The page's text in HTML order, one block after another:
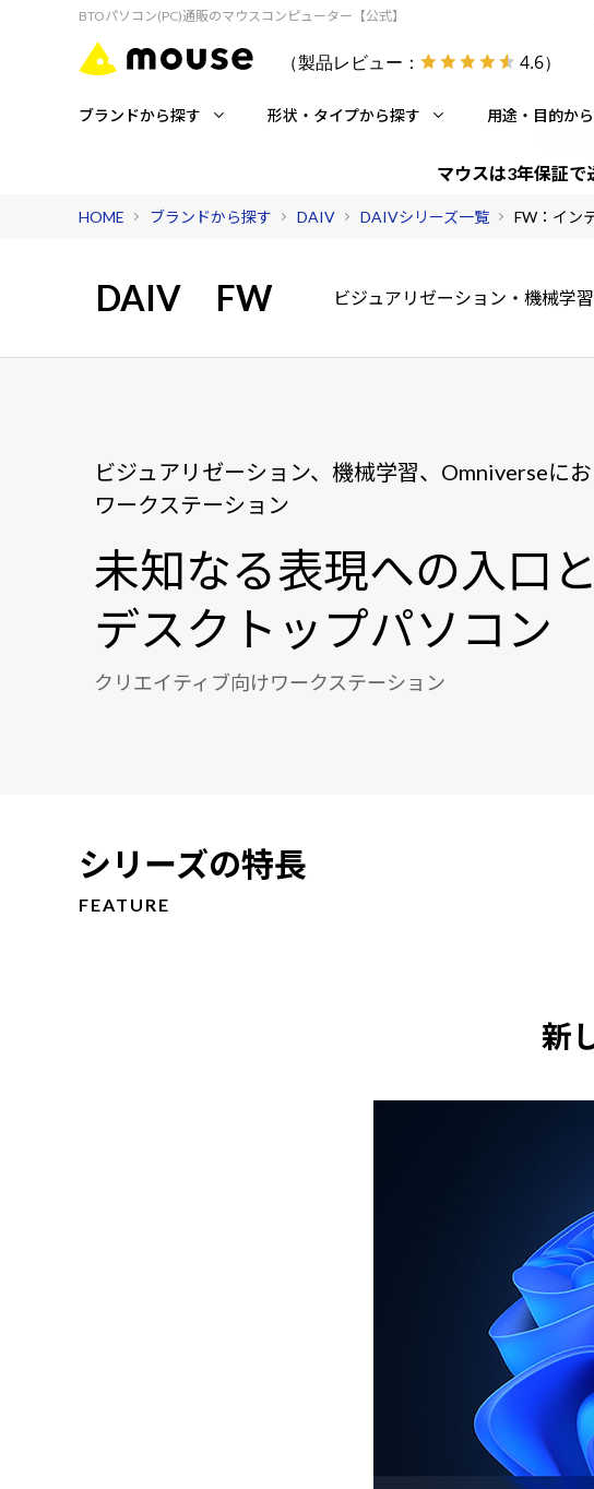
BTOパソコン(PC)通販のマウスコンピューター【公式】
（製品レビュー： 4.6）
ブランドから探す 形状・タイプから探す 用途・目的か
マウスは3年保証で
HOME ブランドから探す DAIV DAIVシリーズ一覧 FW：イン
DAIV FW ビジュアリゼーション・機械学
ビジュアリゼーション、機械学習、Omniverseに
ワークステーション
未知なる表現への入口
デスクトップパソコン
クリエイティブ向けワークステーション
シリーズの特長
FEATURE
新